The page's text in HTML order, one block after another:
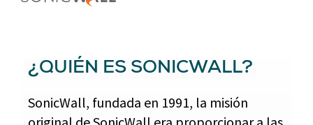
¿QUIÉN ES SONICWALL?
SonicWall, fundada en 1991, la misión